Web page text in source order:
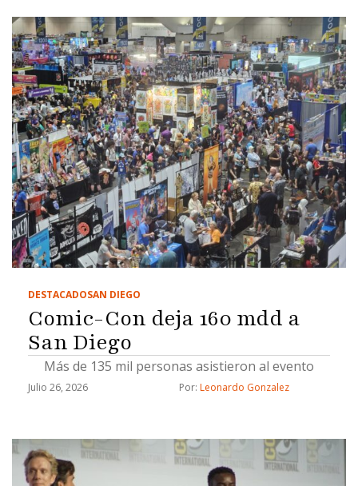
DESTACADOSAN DIEGO
Comic-Con deja 160 mdd a
San Diego
Más de 135 mil personas asistieron al evento
Julio 26, 2026 Por: Leonardo Gonzalez